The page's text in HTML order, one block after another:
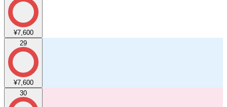
¥7,600
29
¥7,600
30